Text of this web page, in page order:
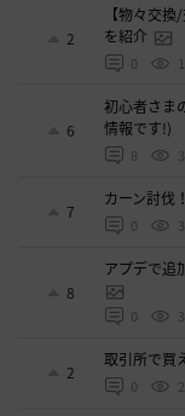
2
【物々交
を紹介
0
6
初心者さま
情報です!)
8
7
カーン討伐
0
8
アプデで追
0
2
取引所で買
0